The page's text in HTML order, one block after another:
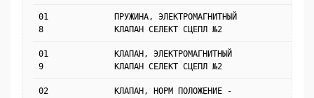
01
8
ПРУЖИНА, ЭЛЕКТРОМАГНИТНЫЙ
КЛАПАН СЕЛЕКТ СЦЕПЛ №2
01
9
КЛАПАН, ЭЛЕКТРОМАГНИТНЫЙ
КЛАПАН СЕЛЕКТ СЦЕПЛ №2
02
КЛАПАН, НОРМ ПОЛОЖЕНИЕ -